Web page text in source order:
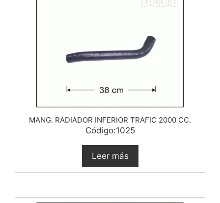
MANG. RADIADOR INFERIOR TRAFIC 2000 CC.
Código:1025
Leer más